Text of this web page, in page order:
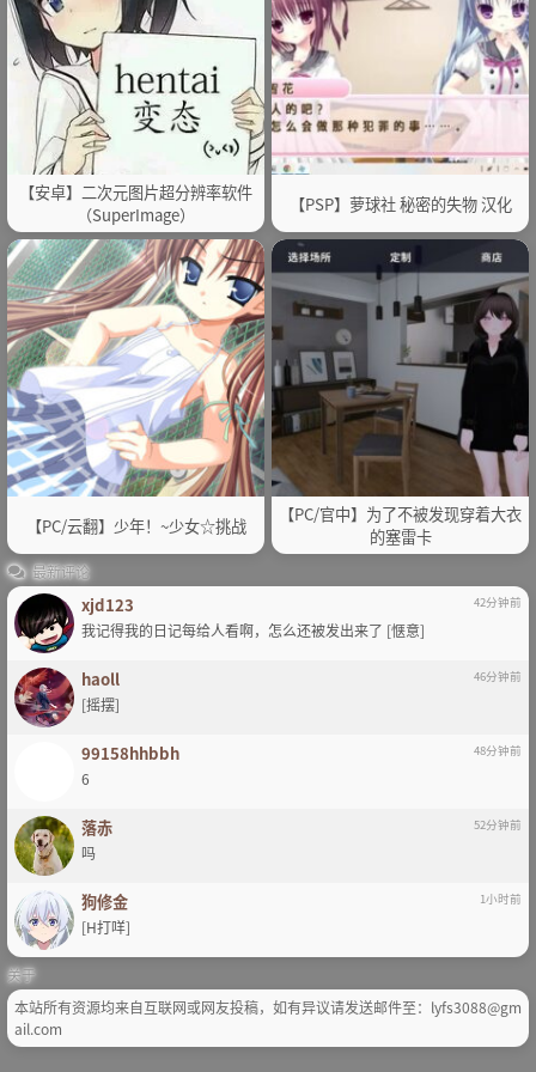
【安卓】二次元图片超分辨率软件
（SuperImage）
【PSP】萝球社 秘密的失物 汉化
【PC/云翻】少年！~少女☆挑战
【PC/官中】为了不被发现穿着大衣
的塞雷卡
最新评论
xjd123 42分钟前
我记得我的日记每给人看啊，怎么还被发出来了 [惬意]
haoll 46分钟前
[摇摆]
99158hhbbh 48分钟前
6
落赤 52分钟前
吗
狗修金 1小时前
[H打咩]
关于
本站所有资源均来自互联网或网友投稿，如有异议请发送邮件至：lyfs3088@gm
ail.com